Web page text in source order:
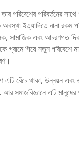
পরিবর্তনের
ইত্যাদিতে নানা রকম
সামাজিক এবং আচরণগত
গিয়ে নতুন পরিবেশে
বেঁচে থাকা, উন্নয়ন এবং
আর সমাজবিজ্ঞানে এটি